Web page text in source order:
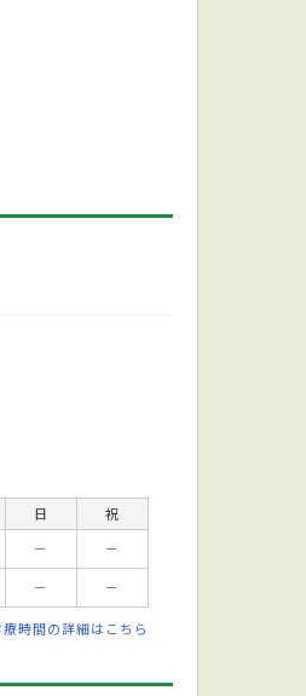
日
祝
－
－
－ －
療時間の詳細はこちら